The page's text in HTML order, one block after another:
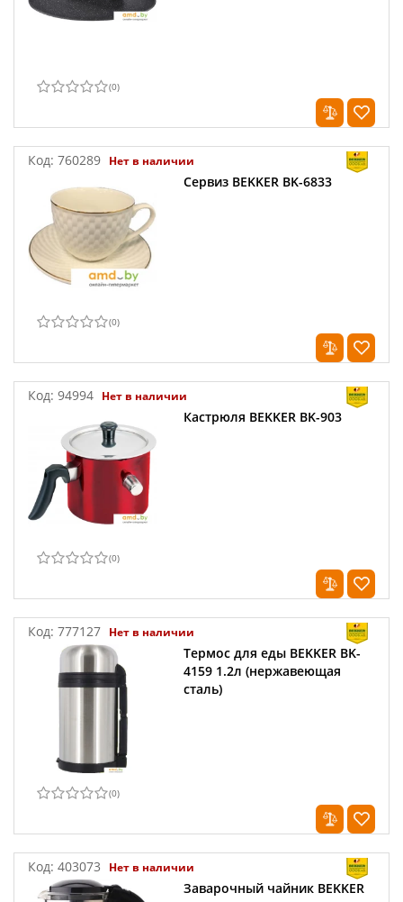
(0)
Код: 760289 Нет в наличии
Сервиз BEKKER BK-6833
(0)
Код: 94994 Нет в наличии
Кастрюля BEKKER BK-903
(0)
Код: 777127 Нет в наличии
Термос для еды BEKKER BK-
4159 1.2л (нержавеющая
сталь)
(0)
Код: 403073 Нет в наличии
Заварочный чайник BEKKER